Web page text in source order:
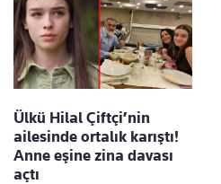
Ülkü Hilal Çiftçi’nin
ailesinde ortalık karıştı!
Anne eşine zina davası
açtı